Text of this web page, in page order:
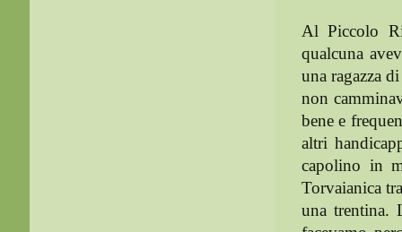
Al Piccolo
qualcuna
una ragazza
non
bene e
altri
capolino in
Torvaianica
una trentina.